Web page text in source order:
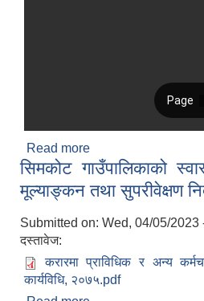
Read more
सिमकोट गाउँपालिकाको
मूल्याङ्कन तथा सुपरीवेक्षण
Submitted on: Wed, 04/05/2023
दस्तावेज:
करारमा प्राविधिक र अन्य
कार्यविधि, २०७५.pdf